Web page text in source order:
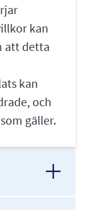
kan
att detta
kan
och
gäller.